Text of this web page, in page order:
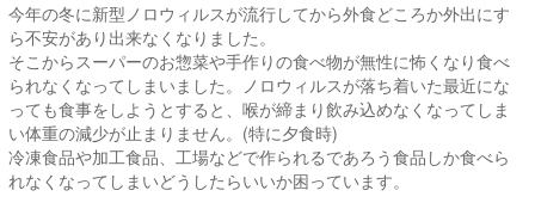
今年の冬に新型ノロウィルスが流行してから外食どころか外出にす
ら不安があり出来なくなりました。
そこからスーパーのお惣菜や手作りの食べ物が無性に怖くなり食べ
られなくなってしまいました。ノロウィルスが落ち着いた最近にな
っても食事をしようとすると、喉が締まり飲み込めなくなってしま
い体重の減少が止まりません。(特に夕食時)
冷凍食品や加工食品、工場などで作られるであろう食品しか食べら
れなくなってしまいどうしたらいいか困っています。